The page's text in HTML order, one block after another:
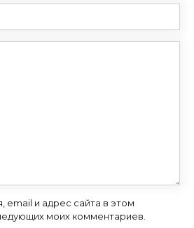
email и адрес сайта в этом
моих комментариев.